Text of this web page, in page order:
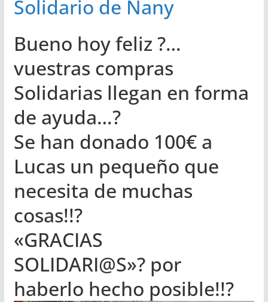
Solidario de Nany
Bueno hoy feliz ?…
vuestras compras
Solidarias llegan en forma
de ayuda…?
Se han donado 100€ a
Lucas un pequeño que
necesita de muchas
cosas!!?
«GRACIAS
SOLIDARI@S»?por
haberlo hecho posible!!?